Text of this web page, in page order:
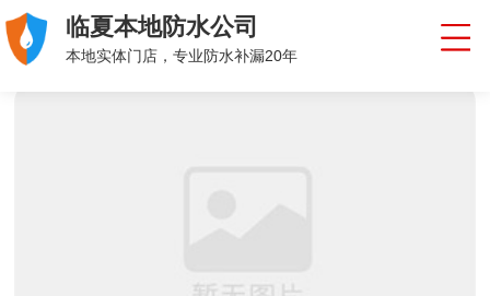
临夏本地防水公司
本地实体门店，专业防水补漏20年